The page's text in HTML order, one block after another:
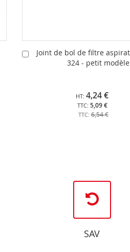
Joint de bol de filtre
324 - petit modèle
5,09 €
4,24 €
6,54 €
Ajouter
SAV